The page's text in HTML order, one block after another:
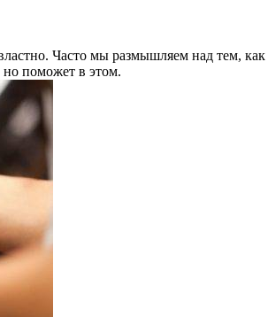
Часто мы размышляем над тем,
но поможет в этом.